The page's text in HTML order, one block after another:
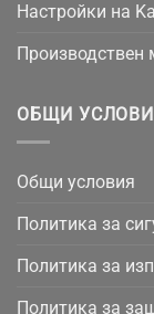
Настройки на
ОБЩИ
Общи условия
Политика за
Политика за
Политика за